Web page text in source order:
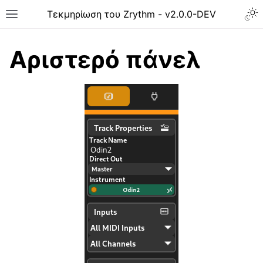
Toggle site navigation sidebar
Τεκμηρίωση του Zrythm - v2.0.0-DEV
navigation of Ξεκινώντας
navigation of Διεπαφή
Αριστερό πάνελ